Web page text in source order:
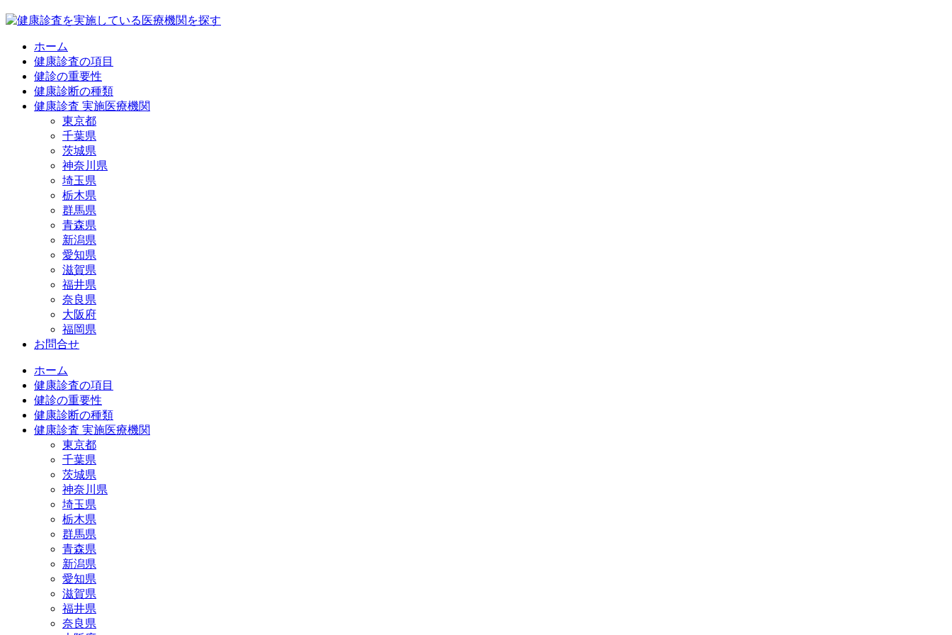
ホーム
健康診査の項目
健診の重要性
健康診断の種類
健康診査 実施医療機関
東京都
千葉県
茨城県
神奈川県
埼玉県
栃木県
群馬県
青森県
新潟県
愛知県
滋賀県
福井県
奈良県
大阪府
福岡県
お問合せ
ホーム
健康診査の項目
健診の重要性
健康診断の種類
健康診査 実施医療機関
東京都
千葉県
茨城県
神奈川県
埼玉県
栃木県
群馬県
青森県
新潟県
愛知県
滋賀県
福井県
奈良県